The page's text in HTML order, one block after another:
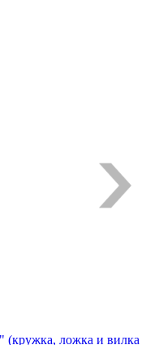
(кружка, ложка и вилка)